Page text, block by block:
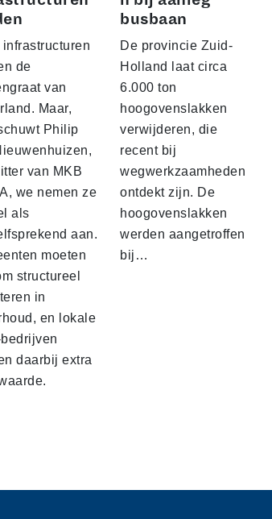
infrastructuren
de
van
Maar,
Philip
van MKB
we nemen ze
als
aan.
moeten
structureel
in
en lokale
daarbij extra
busbaan
De provincie Zuid-
Holland laat circa
6.000 ton
hoogovenslakken
verwijderen, die
recent bij
wegwerkzaamheden
ontdekt zijn. De
hoogovenslakken
werden aangetroffen
bij…